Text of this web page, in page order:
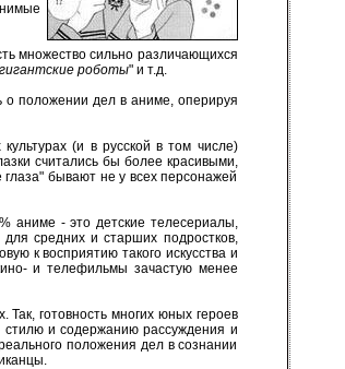
множество сильно различающихся
роботы" и т.д.
о положении дел в аниме, оперируя
(и в русской в том числе)
считались бы более красивыми,
бывают не у всех персонажей
аниме - это детские телесериалы,
средних и старших подростков,
к восприятию такого искусства и
и телефильмы зачастую менее
готовность многих юных героев
стилю и содержанию рассуждения и
положения дел в сознании